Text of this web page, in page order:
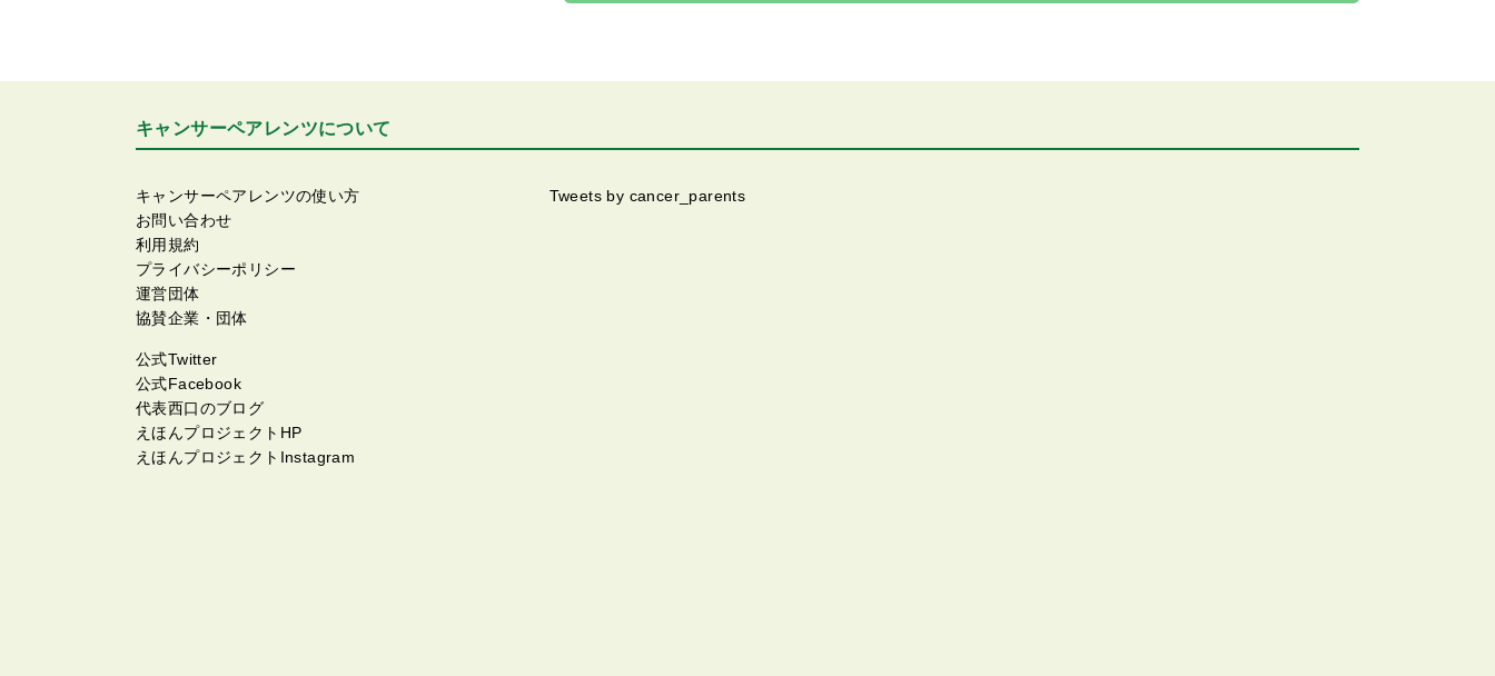
キャンサーペアレンツについて
キャンサーペアレンツの使い方
お問い合わせ
利用規約
プライバシーポリシー
運営団体
協賛企業・団体
公式Twitter
公式Facebook
代表西口のブログ
えほんプロジェクトHP
えほんプロジェクトInstagram
Tweets by cancer_parents